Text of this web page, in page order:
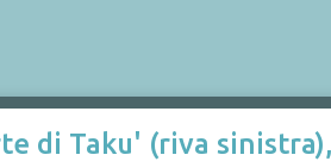
di Taku' (riva